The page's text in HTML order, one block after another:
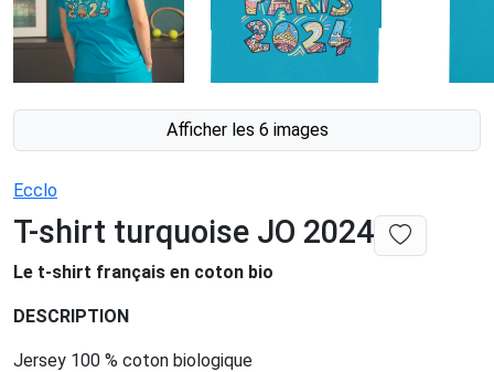
Afficher les 6 images
Ecclo
T-shirt turquoise JO 2024
Le t-shirt français en coton bio
DESCRIPTION
Jersey 100 % coton biologique